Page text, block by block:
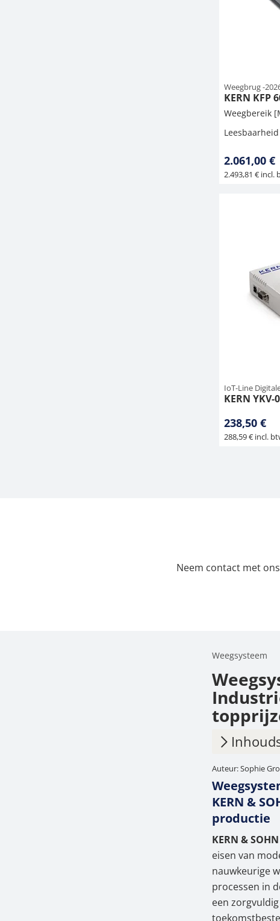
Weegbrug -
KERN KFP
Weegbereik
2.061,00 €
2.493,81 € incl.
IoT-Line
KERN YKV-
238,50 €
288,59 € incl.
Neem contact met
Weegsysteem
1.
2.
3.
4.
5.
6.
Auteur: Sophie
KERN &
productie
KERN & SOHN
eisen van
nauwkeurige
processen in
een